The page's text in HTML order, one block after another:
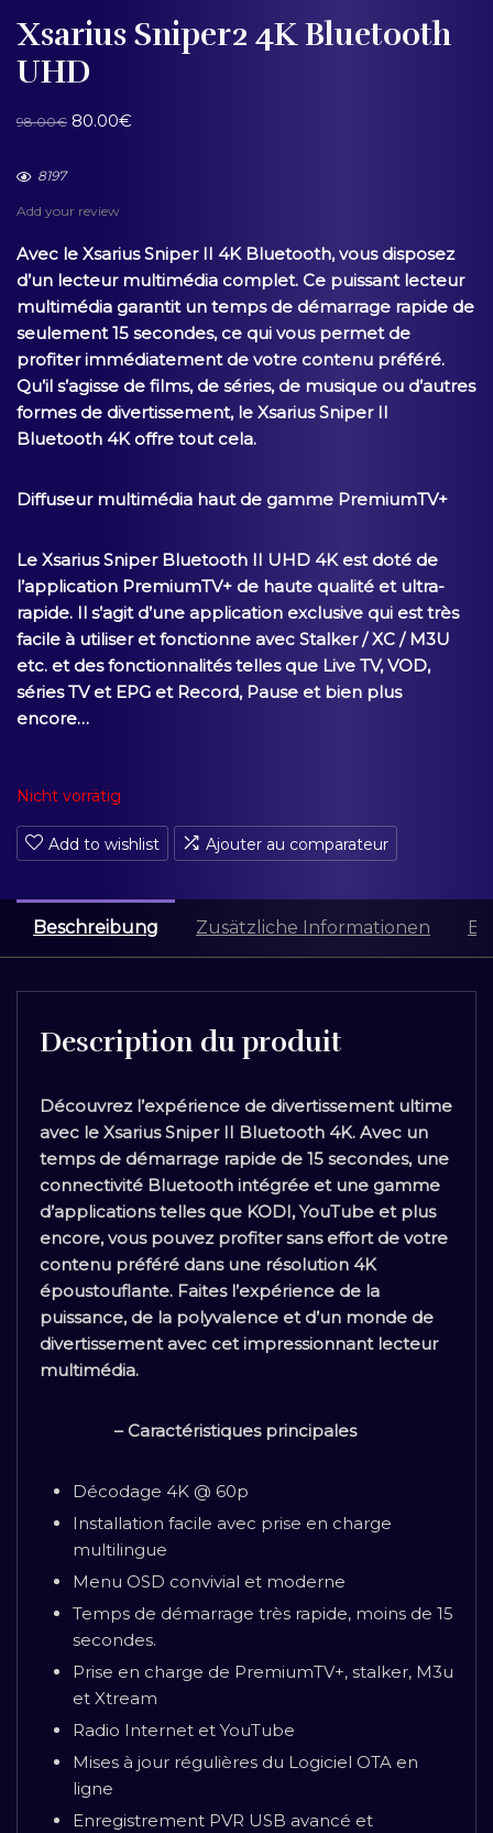
Xsarius Sniper2 4K Bluetooth
UHD
98.00€ 80.00€
8197
Add your review
Avec le Xsarius Sniper II 4K Bluetooth, vous disposez
d’un lecteur multimédia complet. Ce puissant lecteur
multimédia garantit un temps de démarrage rapide de
seulement 15 secondes, ce qui vous permet de
profiter immédiatement de votre contenu préféré.
Qu’il s’agisse de films, de séries, de musique ou d’autres
formes de divertissement, le Xsarius Sniper II
Bluetooth 4K offre tout cela.
Diffuseur multimédia haut de gamme PremiumTV+
Le Xsarius Sniper Bluetooth II UHD 4K est doté de
l’application PremiumTV+ de haute qualité et ultra-
rapide. Il s’agit d’une application exclusive qui est très
facile à utiliser et fonctionne avec Stalker / XC / M3U
etc. et des fonctionnalités telles que Live TV, VOD,
séries TV et EPG et Record, Pause et bien plus
encore…
Nicht vorrätig
Add to wishlist Ajouter au comparateur
Beschreibung Zusätzliche Informationen
Description du produit
Découvrez l’expérience de divertissement ultime
avec le Xsarius Sniper II Bluetooth 4K. Avec un
temps de démarrage rapide de 15 secondes, une
connectivité Bluetooth intégrée et une gamme
d’applications telles que KODI, YouTube et plus
encore, vous pouvez profiter sans effort de votre
contenu préféré dans une résolution 4K
époustouflante. Faites l’expérience de la
puissance, de la polyvalence et d’un monde de
divertissement avec cet impressionnant lecteur
multimédia.
– Caractéristiques principales
Décodage 4K @ 60p
Installation facile avec prise en charge
multilingue
Menu OSD convivial et moderne
Temps de démarrage très rapide, moins de 15
secondes.
Prise en charge de PremiumTV+, stalker, M3u
et Xtream
Radio Internet et YouTube
Mises à jour régulières du Logiciel OTA en
ligne
Enregistrement PVR USB avancé et